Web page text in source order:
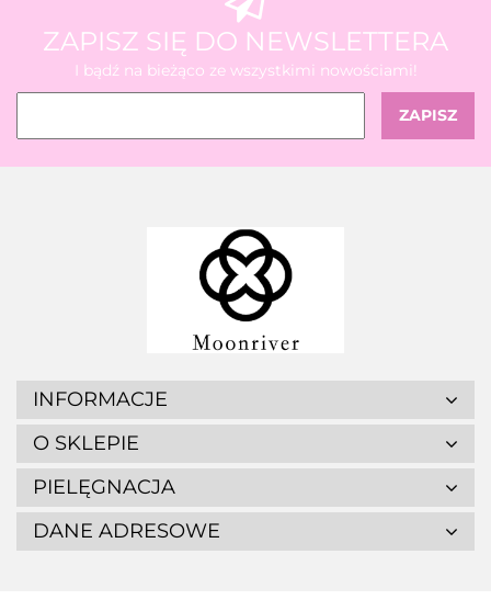
ZAPISZ SIĘ DO NEWSLETTERA
I bądź na bieżąco ze wszystkimi nowościami!
INFORMACJE
O SKLEPIE
PIELĘGNACJA
DANE ADRESOWE